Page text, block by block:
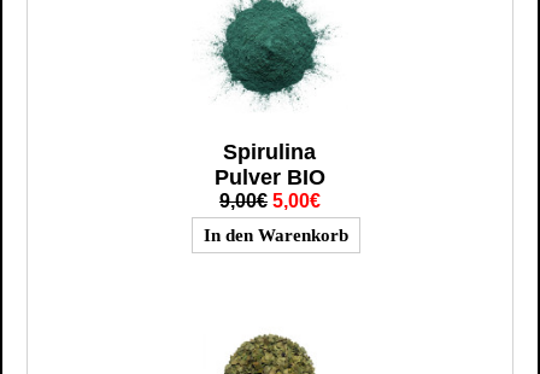
Spirulina
Pulver BIO
9,00€ 5,00€